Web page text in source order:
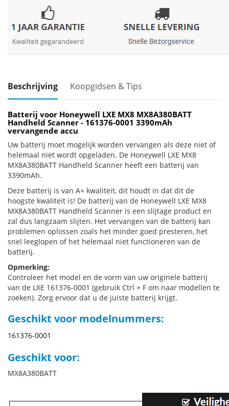
Beschrijving Koopgidsen & Tips
Batterij voor Honeywell LXE MX8 MX8A380BATT
Handheld Scanner - 161376-0001 3390mAh
vervangende accu
Uw batterij moet mogelijk worden vervangen als deze niet of
helemaal niet wordt opgeladen. De Honeywell LXE MX8
MX8A380BATT Handheld Scanner heeft een batterij van
3390mAh.
Deze batterij is van A+ kwaliteit, dit houdt in dat dit de
hoogste kwaliteit is! De batterij van de Honeywell LXE MX8
MX8A380BATT Handheld Scanner is een slijtage product en
zal dus langzaam slijten. Het vervangen van de batterij kan
problemen oplossen zoals het minder goed presteren, het
snel leeglopen of het helemaal niet functioneren van de
batterij.
Opmerking:
Controleer het model en de vorm van uw originele batterij
van de LXE 161376-0001 (gebruik Ctrl + F om naar modellen te
zoeken). Zorg ervoor dat u de juiste batterij krijgt.
Geschikt voor modelnummers:
161376-0001
Geschikt voor:
MX8A380BATT